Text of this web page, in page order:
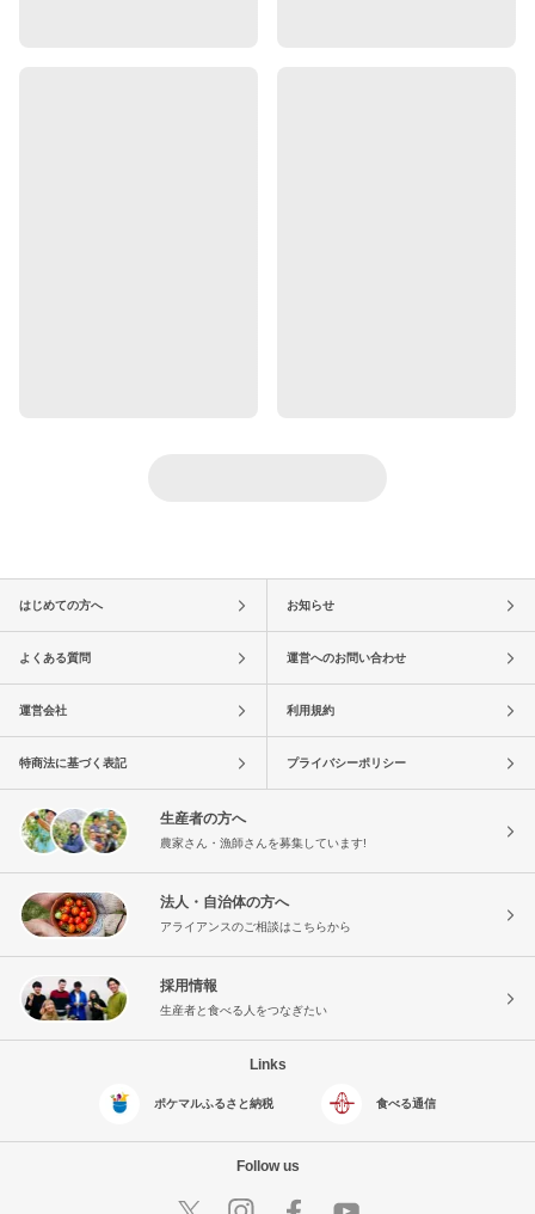
はじめての方へ お知らせ
よくある質問 運営へのお問い合わせ
運営会社 利用規約
特商法に基づく表記 プライバシーポリシー
生産者の方へ
農家さん・漁師さんを募集しています!
法人・自治体の方へ
アライアンスのご相談はこちらから
採用情報
生産者と食べる人をつなぎたい
Links
ポケマルふるさと納税 食べる通信
Follow us